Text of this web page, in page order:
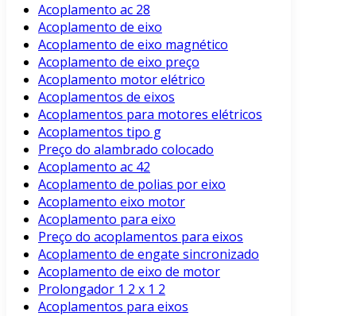
Acoplamento ac 28
Acoplamento de eixo
Acoplamento de eixo magnético
Acoplamento de eixo preço
Acoplamento motor elétrico
Acoplamentos de eixos
Acoplamentos para motores elétricos
Acoplamentos tipo g
Preço do alambrado colocado
Acoplamento ac 42
Acoplamento de polias por eixo
Acoplamento eixo motor
Acoplamento para eixo
Preço do acoplamentos para eixos
Acoplamento de engate sincronizado
Acoplamento de eixo de motor
Prolongador 1 2 x 1 2
Acoplamentos para eixos